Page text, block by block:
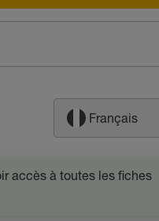
Français
accès à toutes les fiches